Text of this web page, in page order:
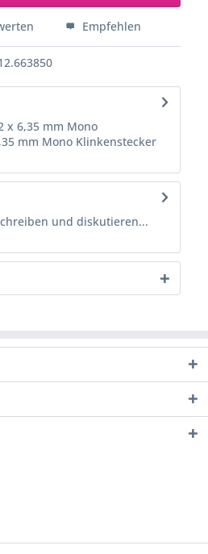
Empfehlen
x 6,35 mm Mono
mm Mono Klinkenstecker
und diskutieren...